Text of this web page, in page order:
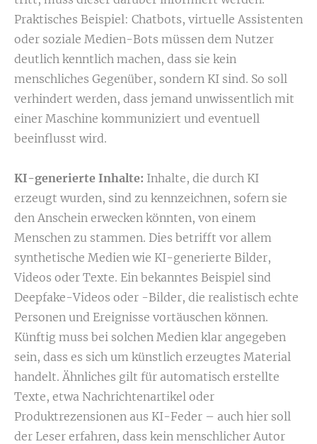
Praktisches Beispiel: Chatbots, virtuelle Assistenten
oder soziale Medien-Bots müssen dem Nutzer
deutlich kenntlich machen, dass sie kein
menschliches Gegenüber, sondern KI sind. So soll
verhindert werden, dass jemand unwissentlich mit
einer Maschine kommuniziert und eventuell
beeinflusst wird.
KI-generierte Inhalte: Inhalte, die durch KI
erzeugt wurden, sind zu kennzeichnen, sofern sie
den Anschein erwecken könnten, von einem
Menschen zu stammen. Dies betrifft vor allem
synthetische Medien wie KI-generierte Bilder,
Videos oder Texte. Ein bekanntes Beispiel sind
Deepfake-Videos oder -Bilder, die realistisch echte
Personen und Ereignisse vortäuschen können.
Künftig muss bei solchen Medien klar angegeben
sein, dass es sich um künstlich erzeugtes Material
handelt. Ähnliches gilt für automatisch erstellte
Texte, etwa Nachrichtenartikel oder
Produktrezensionen aus KI-Feder – auch hier soll
der Leser erfahren, dass kein menschlicher Autor